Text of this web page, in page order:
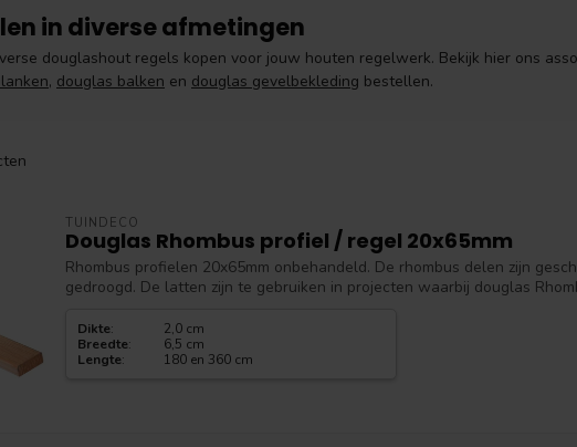
in diverse afmetingen
douglashout regels kopen voor jouw houten regelwerk. Bekijk hier ons
, douglas balken en douglas gevelbekleding bestellen.
TUINDECO
Douglas Rhombus profiel / regel 20x65mm
Rhombus profielen 20x65mm onbehandeld. De rhombus delen zijn
gedroogd. De latten zijn te gebruiken in projecten waarbij douglas
Dikte:
2,0 cm
Breedte:
6,5 cm
Lengte: 180 en 360 cm